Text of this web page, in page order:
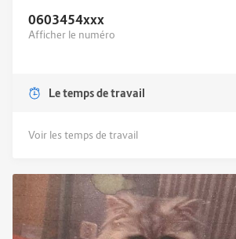
0603454xxx
Afficher le numéro
Le temps de travail
Voir les temps de travail